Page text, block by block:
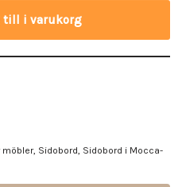
till i varukorg
möbler, Sidobord Sidobord i Mocca-